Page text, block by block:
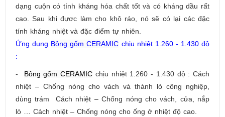
dạng cuộn có tính kháng hóa chất tốt và có kháng dầu rất
cao. Sau khi đựơc làm cho khô ráo, nó sẽ có lại các đặc
tính kháng nhiệt và đặc điểm tự nhiên.
Ứng dụng Bông gốm CERAMIC chịu nhiệt 1.260 - 1.430 độ
:
- Bông gốm CERAMIC chịu nhiệt 1.260 - 1.430 độ : Cách
nhiệt – Chống nóng cho vách và thành lò công nghiệp,
dùng trám Cách nhiệt – Chống nóng cho vách, cửa, nắp
lò … Cách nhiệt – Chống nóng cho ống ở nhiệt độ cao.